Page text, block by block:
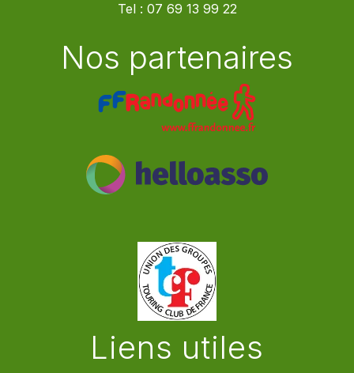
Tel : 07 69 13 99 22
Nos partenaires
Liens utiles